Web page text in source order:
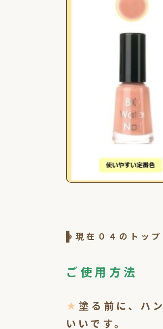
※現在０４のトッ
ご使用方法
★塗る前に、ハ
いいです。